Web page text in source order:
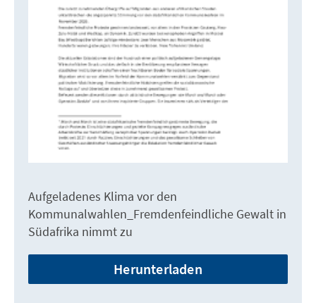
Aufgeladenes Klima vor den
Kommunalwahlen_Fremdenfeindliche Gewalt in
Südafrika nimmt zu
Herunterladen